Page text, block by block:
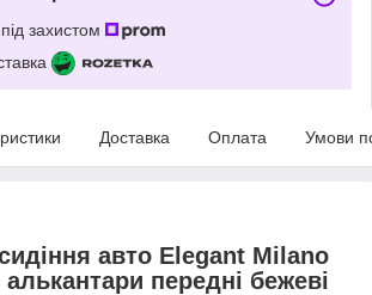
захистом
Доставка Оплата Умови
авто Elegant Milano
алькантари передні бежеві